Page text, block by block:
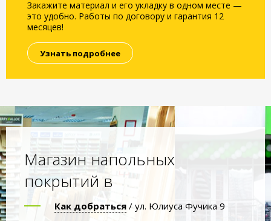
Закажите материал и его укладку в одном месте —
это удобно. Работы по договору и гарантия 12
месяцев!
Узнать подробнее
Магазин напольных
покрытий в
Как добраться / ул. Юлиуса Фучика 9